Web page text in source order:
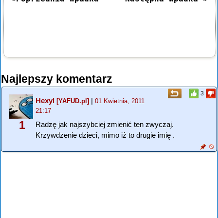
Najlepszy komentarz
3
1
Hexyl [YAFUD.pl] | 01 Kwietnia, 2011
21:17
Radzę jak najszybciej zmienić ten zwyczaj.
Krzywdzenie dzieci, mimo iż to drugie imię .